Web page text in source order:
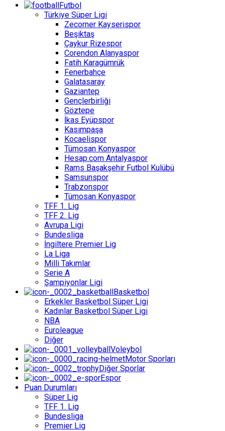
Futbol
Türkiye Süper Ligi
Zecorner Kayserispor
Beşiktaş
Çaykur Rizespor
Corendon Alanyaspor
Fatih Karagümrük
Fenerbahçe
Galatasaray
Gaziantep
Gençlerbirliği
Göztepe
İkas Eyüpspor
Kasımpaşa
Kocaelispor
Tümosan Konyaspor
Hesap.com Antalyaspor
Rams Başakşehir Futbol Kulübü
Samsunspor
Trabzonspor
Tümosan Konyaspor
TFF 1. Lig
TFF 2. Lig
Avrupa Ligi
Bundesliga
İngiltere Premier Lig
La Liga
Milli Takımlar
Serie A
Şampiyonlar Ligi
Basketbol
Erkekler Basketbol Süper Ligi
Kadınlar Basketbol Süper Ligi
NBA
Euroleague
Diğer
Voleybol
Motor Sporları
Diğer Sporlar
Espor
Puan Durumları
Süper Lig
TFF 1. Lig
Bundesliga
Premier Lig